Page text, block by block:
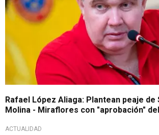
Rafael López Aliaga: Plantean peaje de
Molina - Miraflores con "aprobación"
ACTUALIDAD